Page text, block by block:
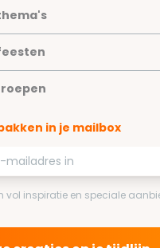
in je mailbox
vol inspiratie en speciale